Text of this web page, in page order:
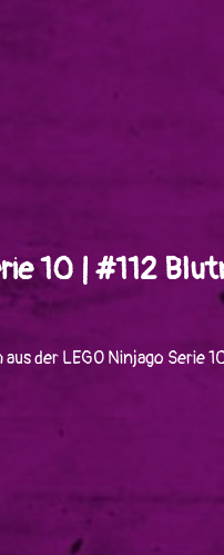
10 | #112
der LEGO Ninjago Serie